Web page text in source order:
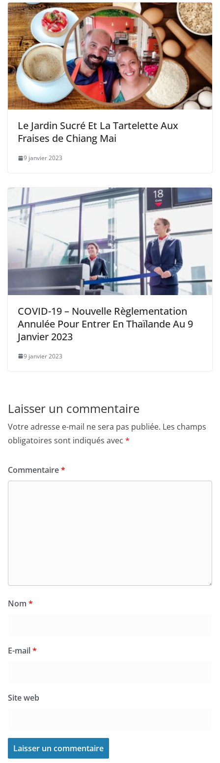
Le Jardin Sucré Et La Tartelette Aux
Fraises de Chiang Mai
9 janvier 2023
COVID-19 – Nouvelle Règlementation
Annulée Pour Entrer En Thaïlande Au 9
Janvier 2023
9 janvier 2023
Laisser un commentaire
Votre adresse e-mail ne sera pas publiée. Les champs
obligatoires sont indiqués avec *
Commentaire*
Nom *
E-mail*
Site web